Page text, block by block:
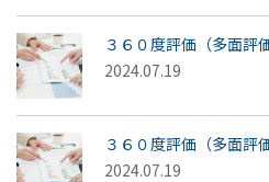
３６０度評価（多面
2024.07.19
３６０度評価（多面
2024.07.19